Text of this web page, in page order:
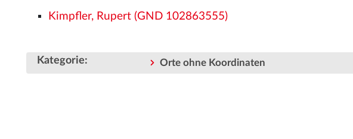
Kimpfler, Rupert (GND 102863555)
Kategorie: Orte ohne Koordinaten